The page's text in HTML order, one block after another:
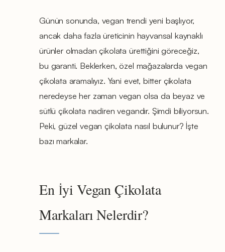
Günün sonunda, vegan trendi yeni başlıyor,
ancak daha fazla üreticinin hayvansal kaynaklı
ürünler olmadan çikolata ürettiğini göreceğiz,
bu garanti. Beklerken, özel mağazalarda vegan
çikolata aramalıyız. Yani evet, bitter çikolata
neredeyse her zaman vegan olsa da beyaz ve
sütlü çikolata nadiren vegandır. Şimdi biliyorsun.
Peki, güzel vegan çikolata nasıl bulunur? İşte
bazı markalar.
En İyi Vegan Çikolata
Markaları Nelerdir?